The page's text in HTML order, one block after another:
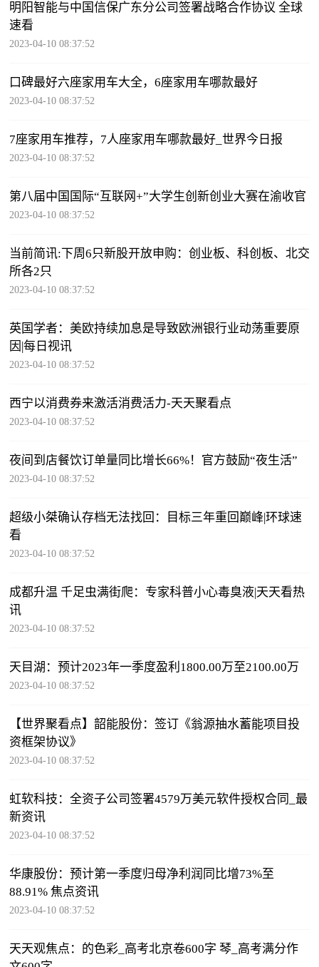
明阳智能与中国信保广东分公司签署战略合作协议 全球
速看
2023-04-10 08:37:52
口碑最好六座家用车大全，6座家用车哪款最好
2023-04-10 08:37:52
7座家用车推荐，7人座家用车哪款最好_世界今日报
2023-04-10 08:37:52
第八届中国国际“互联网+”大学生创新创业大赛在渝收官
2023-04-10 08:37:52
当前简讯:下周6只新股开放申购：创业板、科创板、北交
所各2只
2023-04-10 08:37:52
英国学者：美欧持续加息是导致欧洲银行业动荡重要原
因|每日视讯
2023-04-10 08:37:52
西宁以消费券来激活消费活力-天天聚看点
2023-04-10 08:37:52
夜间到店餐饮订单量同比增长66%！官方鼓励“夜生活”
2023-04-10 08:37:52
超级小桀确认存档无法找回：目标三年重回巅峰|环球速
看
2023-04-10 08:37:52
成都升温 千足虫满街爬：专家科普小心毒臭液|天天看热
讯
2023-04-10 08:37:52
天目湖：预计2023年一季度盈利1800.00万至2100.00万
2023-04-10 08:37:52
【世界聚看点】韶能股份：签订《翁源抽水蓄能项目投
资框架协议》
2023-04-10 08:37:52
虹软科技：全资子公司签署4579万美元软件授权合同_最
新资讯
2023-04-10 08:37:52
华康股份：预计第一季度归母净利润同比增73%至
88.91% 焦点资讯
2023-04-10 08:37:52
天天观焦点：的色彩_高考北京卷600字 琴_高考满分作